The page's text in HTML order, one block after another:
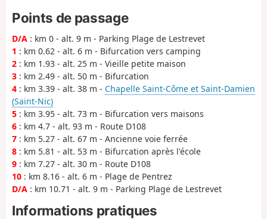
Points de passage
D/A : km 0 - alt. 9 m - Parking Plage de Lestrevet
1 : km 0.62 - alt. 6 m - Bifurcation vers camping
2 : km 1.93 - alt. 25 m - Vieille petite maison
3 : km 2.49 - alt. 50 m - Bifurcation
4 : km 3.39 - alt. 38 m - Chapelle Saint-Côme et Saint-Damien
(Saint-Nic)
5 : km 3.95 - alt. 73 m - Bifurcation vers maisons
6 : km 4.7 - alt. 93 m - Route D108
7 : km 5.27 - alt. 67 m - Ancienne voie ferrée
8 : km 5.81 - alt. 53 m - Bifurcation après l'école
9 : km 7.27 - alt. 30 m - Route D108
10 : km 8.16 - alt. 6 m - Plage de Pentrez
D/A : km 10.71 - alt. 9 m - Parking Plage de Lestrevet
Informations pratiques